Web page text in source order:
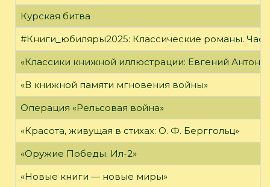
Курская битва
#Книги_юбиляры2025: Классические романы.
«Классики книжной иллюстрации: Евгений
«В книжной памяти мгновения войны»
Операция «Рельсовая война»
«Красота, живущая в стихах: О. Ф. Берггольц»
«Оружие Победы. Ил-2»
«Новые книги — новые миры»